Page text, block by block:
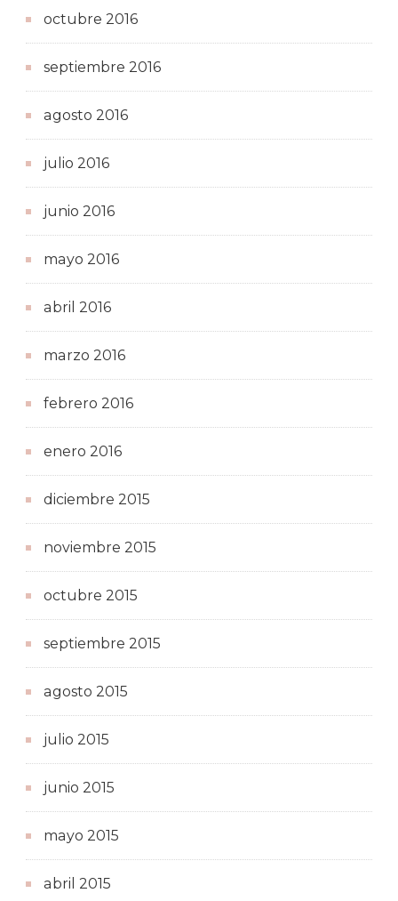
octubre 2016
septiembre 2016
agosto 2016
julio 2016
junio 2016
mayo 2016
abril 2016
marzo 2016
febrero 2016
enero 2016
diciembre 2015
noviembre 2015
octubre 2015
septiembre 2015
agosto 2015
julio 2015
junio 2015
mayo 2015
abril 2015